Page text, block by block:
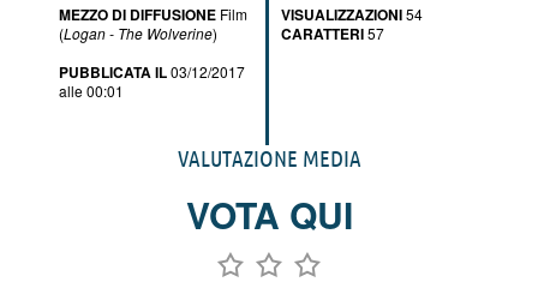
MEZZO DI DIFFUSIONE Film
(Logan - The Wolverine)
PUBBLICATA IL03/12/2017
alle 00:01
VISUALIZZAZIONI54
CARATTERI57
VALUTAZIONE MEDIA
VOTA QUI